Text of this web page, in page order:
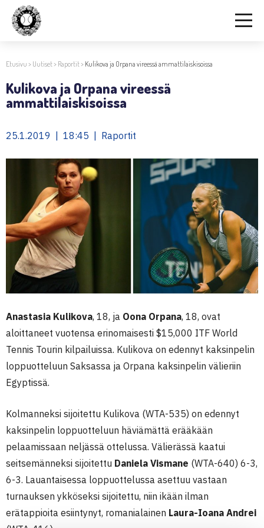
Etusivu > Uutiset> Raportit> Kulikova ja Orpana vireessä ammattilaiskisoissa
Kulikova ja Orpana vireessä
ammattilaiskisoissa
25.1.2019 | 18:45 | Raportit
Anastasia Kulikova, 18, ja Oona Orpana, 18, ovat
aloittaneet vuotensa erinomaisesti $15,000 ITF World
Tennis Tourin kilpailuissa. Kulikova on edennyt kaksinpelin
loppuotteluun Saksassa ja Orpana kaksinpelin välieriin
Egyptissä.
Kolmanneksi sijoitettu Kulikova (WTA-535) on edennyt
kaksinpelin loppuotteluun häviämättä erääkään
pelaamissaan neljässä ottelussa. Välierässä kaatui
seitsemänneksi sijoitettu Daniela Vismane (WTA-640) 6-3,
6-3. Lauantaisessa loppuottelussa asettuu vastaan
turnauksen ykköseksi sijoitettu, niin ikään ilman
erätappioita esiintynyt, romanialainen Laura-Ioana Andrei